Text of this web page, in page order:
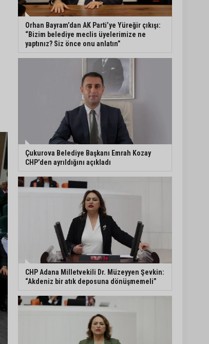
Orhan Bayram’dan AK
Parti’ye Yüreğir çıkışı:
“Bizim belediye meclis
üyelerimize ne yaptınız?
Siz önce onu anlatın”
Orhan Bayram’dan AK Parti’ye Yüreğir çıkışı:
“Bizim belediye meclis üyelerimize ne
yaptınız? Siz önce onu anlatın”
Çukurova Belediye Başkanı Emrah Kozay
CHP’den ayrıldığını açıkladı
CHP Adana Milletvekili Dr. Müzeyyen Şevkin:
“Akdeniz bir atık deposuna dönüşmemeli”